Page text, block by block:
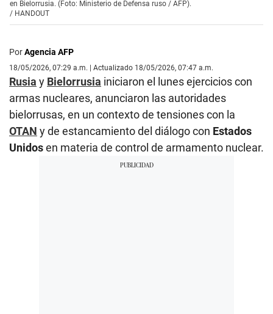
en Bielorrusia. (Foto: Ministerio de Defensa ruso / AFP).
/ HANDOUT
PorAgencia AFP
18/05/2026, 07:29 a.m. | Actualizado 18/05/2026, 07:47 a.m.
Rusia y Bielorrusia iniciaron el lunes ejercicios con
armas nucleares, anunciaron las autoridades
bielorrusas, en un contexto de tensiones con la
OTAN y de estancamiento del diálogo con Estados
Unidosen materia de control de armamento nuclear.